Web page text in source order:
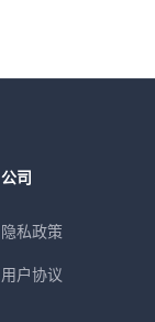
公司
隐私政策
用户协议